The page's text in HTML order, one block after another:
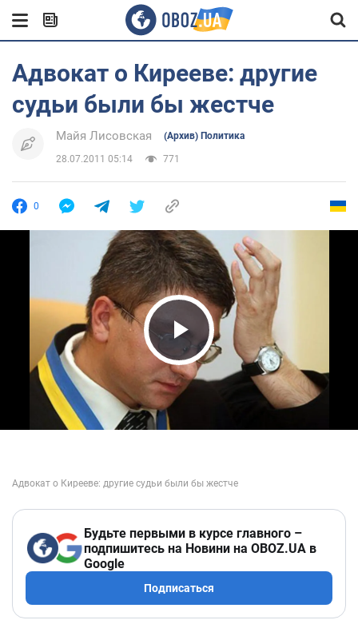
Адвокат о Кирееве: другие
судьи были бы жестче
Майя Лисовская (Архив) Политика
28.07.2011 05:14 771
0
Play Video
Будьте первыми в курсе главного –
подпишитесь на Новини на OBOZ.UA в
Google
Подписаться